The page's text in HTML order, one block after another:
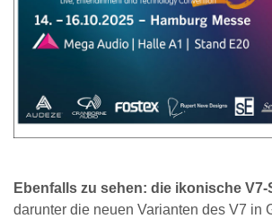
Ebenfalls zu sehen: die ikonische V7-
darunter die neuen Varianten des V7 in